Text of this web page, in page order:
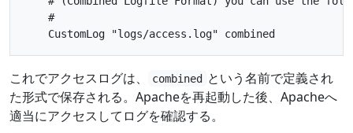
    #
これでアクセスログは、 combined
という名前で定義され
た形式で保存される。Apacheを再起動した後、Apacheへ
適当にアクセスしてログを確認する。